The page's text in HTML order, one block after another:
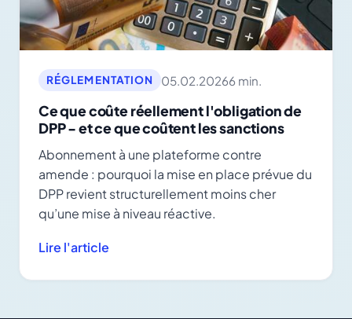
RÉGLEMENTATION 05.02.20266 min.
Ce que coûte réellement l'obligation de
DPP - et ce que coûtent les sanctions
Abonnement à une plateforme contre
amende : pourquoi la mise en place prévue du
DPP revient structurellement moins cher
qu’une mise à niveau réactive.
Lire l'article